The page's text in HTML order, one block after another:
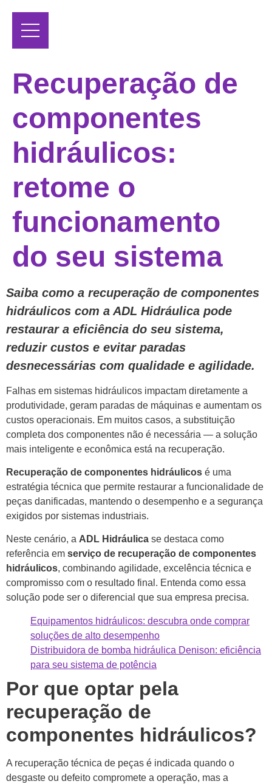
Recuperação de
componentes
hidráulicos:
retome o
funcionamento
do seu sistema
Saiba como a recuperação de componentes
hidráulicos com a ADL Hidráulica pode
restaurar a eficiência do seu sistema,
reduzir custos e evitar paradas
desnecessárias com qualidade e agilidade.
Falhas em sistemas hidráulicos impactam diretamente a
produtividade, geram paradas de máquinas e aumentam os
custos operacionais. Em muitos casos, a substituição
completa dos componentes não é necessária — a solução
mais inteligente e econômica está na recuperação.
Recuperação de componentes hidráulicos é uma
estratégia técnica que permite restaurar a funcionalidade de
peças danificadas, mantendo o desempenho e a segurança
exigidos por sistemas industriais.
Neste cenário, a ADL Hidráulica se destaca como
referência em serviço de recuperação de componentes
hidráulicos, combinando agilidade, excelência técnica e
compromisso com o resultado final. Entenda como essa
solução pode ser o diferencial que sua empresa precisa.
Equipamentos hidráulicos: descubra onde comprar
soluções de alto desempenho
Distribuidora de bomba hidráulica Denison: eficiência
para seu sistema de potência
Por que optar pela
recuperação de
componentes hidráulicos?
A recuperação técnica de peças é indicada quando o
desgaste ou defeito compromete a operação, mas a